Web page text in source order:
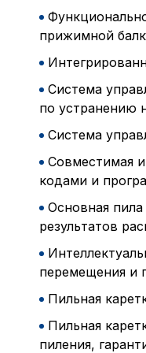
прижимной
Система
по устранению
Система
Совместимая
кодами и
Основная
результатов
перемещения и
Пильная
Пильная
пиления,